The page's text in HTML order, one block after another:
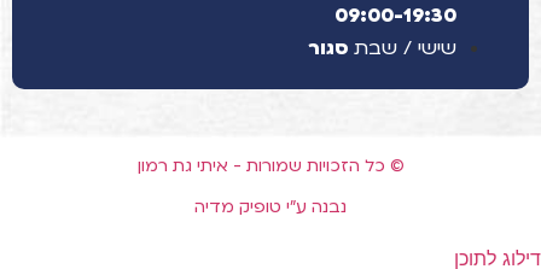
09:00-19:30
שישי / שבת סגור
© כל הזכויות שמורות - איתי גת רמון
נבנה ע"י טופיק מדיה
דילוג לתוכן